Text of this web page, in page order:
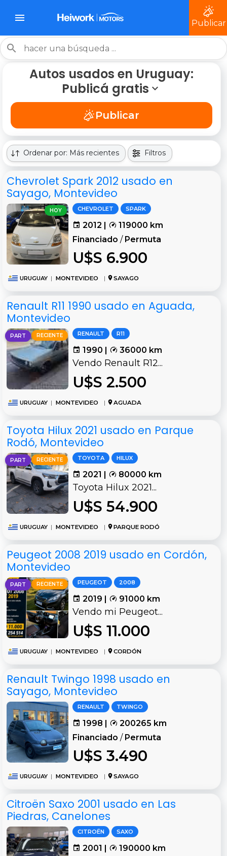
Publicar
Autos usados en Uruguay:
Publicá gratis
Publicar
Ordenar por: Más recientes Filtros
Chevrolet Spark 2012 usado en
Sayago, Montevideo
HOY CHEVROLET SPARK
2012 |
119000 km
Financiado / Permuta
U$S 6.900
URUGUAY | MONTEVIDEO | SAYAGO
Renault R11 1990 usado en Aguada,
Montevideo
PART RECIENTE RENAULT R11
1990 | 36000 km
Vendo Renault R12...
U$S 2.500
URUGUAY | MONTEVIDEO | AGUADA
Toyota Hilux 2021 usado en Parque
Rodó, Montevideo
PART RECIENTE TOYOTA HILUX
2021 | 80000 km
Toyota Hilux 2021...
U$S 54.900
URUGUAY | MONTEVIDEO | PARQUE RODÓ
Peugeot 2008 2019 usado en Cordón,
Montevideo
PART RECIENTE PEUGEOT 2008
2019 | 91000 km
Vendo mi Peugeot...
U$S 11.000
URUGUAY | MONTEVIDEO | CORDÓN
Renault Twingo 1998 usado en
Sayago, Montevideo
RENAULT TWINGO
1998 |
200265 km
Financiado / Permuta
U$S 3.490
URUGUAY | MONTEVIDEO | SAYAGO
Citroën Saxo 2001 usado en Las
Piedras, Canelones
CITROËN SAXO
2001 |
190000 km